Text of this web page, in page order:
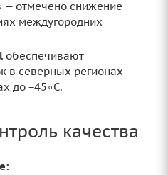
— отмечено снижение
междугородних
обеспечивают
в северных регионах
до −45∘C.
качества